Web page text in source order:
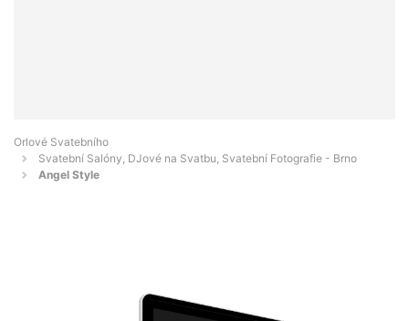
Orlové Svatebního
Svatební Salóny, DJové na Svatbu, Svatební Fotografie - Brno
Angel Style